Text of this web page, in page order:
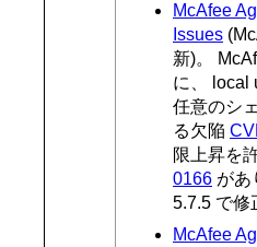
McAfee
Issues
新)。
に、 local
任意のシ
る欠陥
限上昇を
0166 があ
5.7.5 で修
McAfee